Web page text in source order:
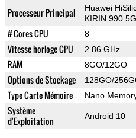
Processeur Principal
Huawei
KIRIN 990 5G
# Cores CPU 8
Vitesse horloge CPU 2.86 GHz
RAM 8GO/12GO
Options de Stockage 128GO/
Type Carte Mémoire Nano
Système
d'Exploitation
Android 10